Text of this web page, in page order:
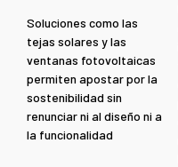
Soluciones como las
tejas solares y las
ventanas fotovoltaicas
permiten apostar por la
sostenibilidad sin
renunciar ni al diseño ni a
la funcionalidad